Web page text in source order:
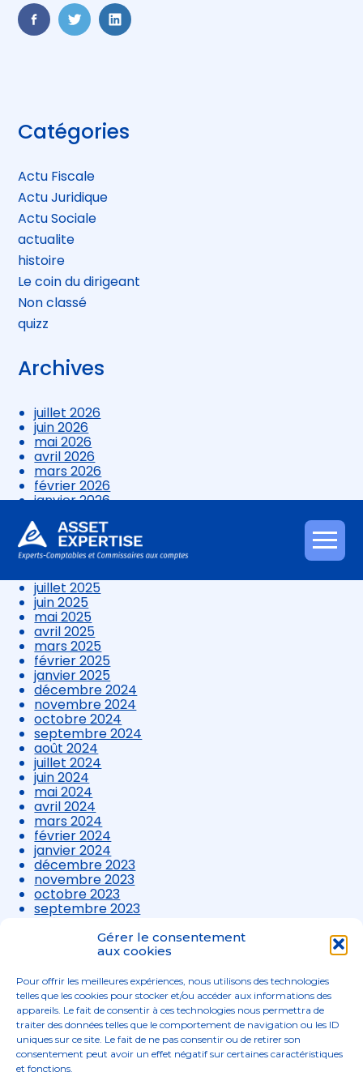
Gérer le consentement
aux cookies
Pour offrir les meilleures expériences, nous utilisons des technologies
telles que les cookies pour stocker et/ou accéder aux informations des
appareils. Le fait de consentir à ces technologies nous permettra de
traiter des données telles que le comportement de navigation ou les ID
uniques sur ce site. Le fait de ne pas consentir ou de retirer son
consentement peut avoir un effet négatif sur certaines caractéristiques
et fonctions.
Aller
au
FaceBook
TwitterLinkedIn
Blog
sidebar
Catégories
Actu Fiscale
Actu Juridique
Actu Sociale
actualite
histoire
Le coin du dirigeant
Non classé
quizz
Archives
juillet 2026
juin 2026
mai 2026
avril 2026
mars 2026
février 2026
janvier 2026
novembre 2025
octobre 2025
septembre 2025
juillet 2025
juin 2025
mai 2025
avril 2025
mars 2025
février 2025
janvier 2025
décembre 2024
novembre 2024
octobre 2024
septembre 2024
août 2024
juillet 2024
juin 2024
mai 2024
avril 2024
mars 2024
février 2024
janvier 2024
décembre 2023
novembre 2023
octobre 2023
septembre 2023
août 2023
juillet 2023
avril 2023
mars 2023